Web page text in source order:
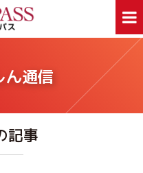
デザイン印刷
ウェアプリント
資料ダウンロード
ん通信
記事